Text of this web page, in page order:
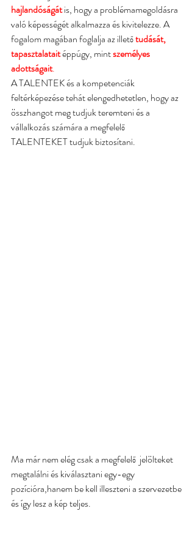
hajlandóságátis, hogy a problémamegoldásra
való képességét alkalmazza és kivitelezze. A
fogalom magában foglalja az illető tudását,
tapasztalataitéppúgy, mint személyes
adottságait.
A TALENTEK és a kompetenciák
feltérképezése tehát elengedhetetlen, hogy az
összhangot meg tudjuk teremteni és a
vállalkozás számára a megfelelő
TALENTEKET tudjuk biztosítani.
Ma már nem elég csak a megfelelő  jelölteket
megtalálni és kiválasztani egy-egy
pozícióra,hanem be kell illeszteni a szervezetbe
és így lesz a kép teljes.